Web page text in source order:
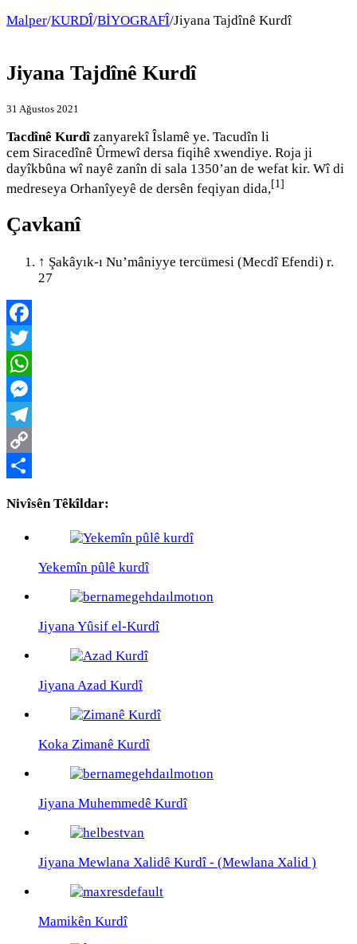
Malper/KURDÎ/BİYOGRAFÎ/Jiyana Tajdînê Kurdî
Jiyana Tajdînê Kurdî
31 Ağustos 2021
Tacdînê Kurdî zanyarekî Îslamê ye. Tacudîn li
cem Siracedînê Ûrmewî dersa fiqihê xwendiye. Roja ji
dayîkbûna wî nayê zanîn di sala 1350’an de wefat kir. Wî di
medreseya Orhanîyeyê de dersên feqiyan dida,[1]
Çavkanî
↑ Şakâyık-ı Nu’mâniyye tercümesi (Mecdî Efendi) r.
27
Facebook
Twitter
WhatsApp
Messenger
Telegram
Copy
Nivîsên Têkîldar:
Yekemîn pûlê kurdî
Jiyana Yûsif el-Kurdî
Jiyana Azad Kurdî
Koka Zimanê Kurdî
Jiyana Muhemmedê Kurdî
Jiyana Mewlana Xalidê Kurdî - (Mewlana Xalid )
Mamikên Kurdî